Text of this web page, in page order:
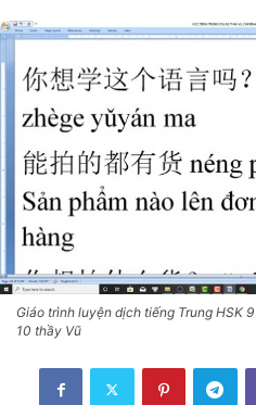
Giáo trình luyện dịch tiếng Trung HSK
10 thầy Vũ